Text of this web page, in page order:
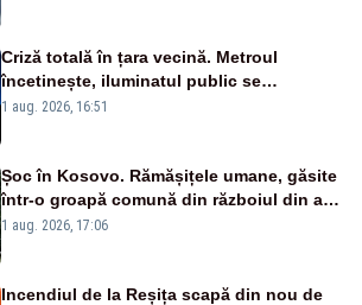
Criză totală în țara vecină. Metroul
încetinește, iluminatul public se
suspendă, iar bugetarii sunt trimiși să
1 aug. 2026, 16:51
Șoc în Kosovo. Rămășițele umane, găsite
într-o groapă comună din războiul din anii
1990
1 aug. 2026, 17:06
Incendiul de la Reșița scapă din nou de